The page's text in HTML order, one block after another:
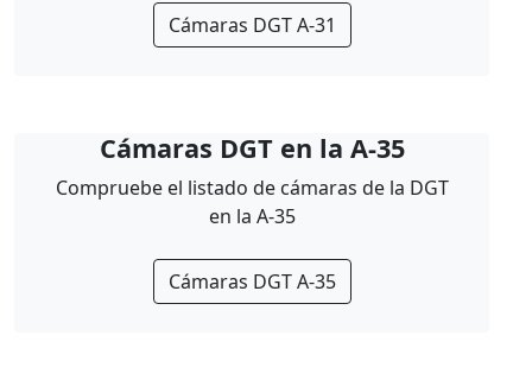
Cámaras DGT A-31
Cámaras DGT en la A-35
Compruebe el listado de cámaras de la DGT
en la A-35
Cámaras DGT A-35